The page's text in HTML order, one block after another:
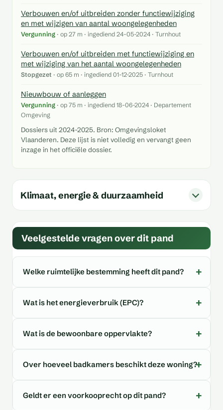
Verbouwen en/of uitbreiden zonder functiewijziging
en met wijzigen van aantal woongelegenheden
Vergunning · op 27 m · ingediend 24-05-2024 · Turnhout
Verbouwen en/of uitbreiden met functiewijziging en
met wijziging van het aantal woongelegenheden
Stopgezet · op 65 m · ingediend 01-12-2025 · Turnhout
Nieuwbouw of aanleggen
Vergunning · op 75 m · ingediend 18-06-2024 · Departement
Omgeving
Dossiers uit 2024-2025. Bron: Omgevingsloket
Vlaanderen. Deze lijst is niet volledig en vervangt geen
inzage in het officiële dossier.
Klimaat, energie & duurzaamheid
Veelgestelde vragen over dit pand
Welke ruimtelijke bestemming heeft dit pand?
Wat is het energieverbruik (EPC)?
Wat is de bewoonbare oppervlakte?
Over hoeveel badkamers beschikt deze woning?
Geldt er een voorkooprecht op dit pand?